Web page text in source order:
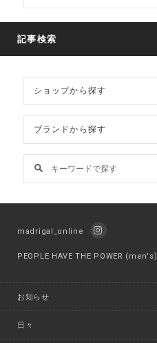
ア
ー
カ
イ
ブ
記事検索
madrigal_online
PEOPLE HAVE THE POWER (men's)
お知らせ
日々